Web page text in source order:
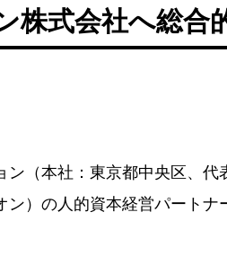
株式会社へ総合
（本社：東京都中央区、
）の人的資本経営パート